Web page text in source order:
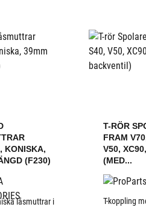
KONISKA,
(F230)
låsmuttrar i
T-RÖR
FRAM
V50,
(MED...
T-koppling